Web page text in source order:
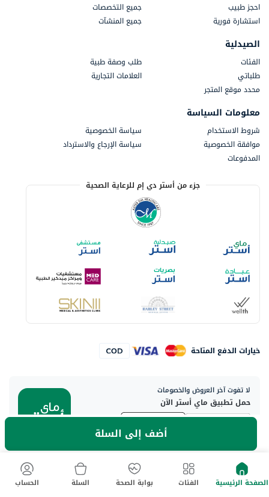
أضف إلى السلة
احجز طبيب
جميع التخصصات
استشارة فورية
جميع المنشآت
الصيدلية
الفئات
طلب وصفة طبية
طلباتي
العلامات التجارية
محدد موقع المتجر
معلومات السياسة
شروط الاستخدام
سياسة الخصوصية
موافقة الخصوصية
سياسة الإرجاع والاسترداد
المدفوعات
جزء من أستر دي إم للرعاية الصحية
خيارات الدفع المتاحة
لا تفوت آخر العروض والخصومات
حمل تطبيق ماي أستر الآن
العنوان الرئيسي:
Aster DM Healthcare, 33rd Floor - Aspect Tower Business Bay, Dubaiالصفحة الرئيسية الفئات بوابة الصحة السلة الحساب